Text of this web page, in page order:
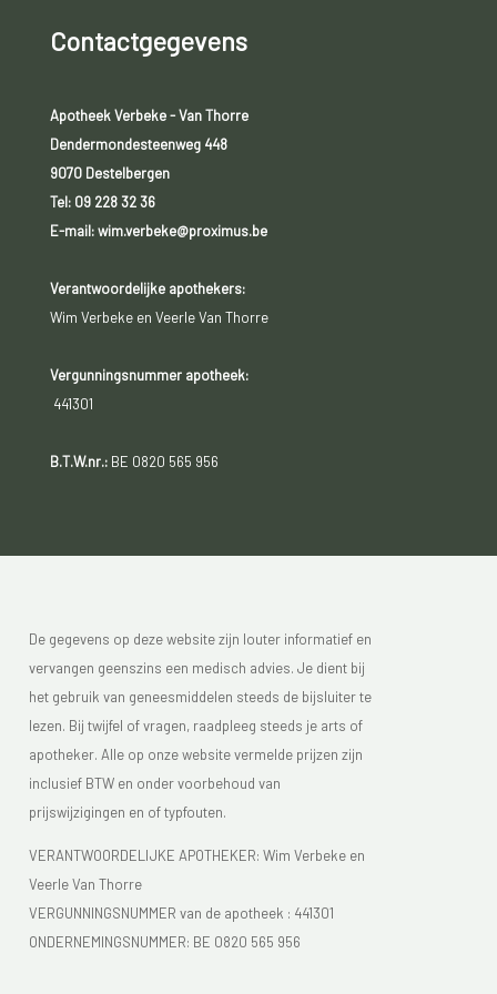
Buikpijn;
Een gele huidskleur;
Vloeistof in de buik (ascites of buikwaterzucht);
Misselijkheid en braken;
Een onverklaarbaar gewichtsverlies;
Gebrek aan eetlust.
Contactgegevens
Apotheek Verbeke - Van Thorre
Dendermondesteenweg 448
9070 Destelbergen
Tel: 09 228 32 36
E-mail: wim.verbeke@proximus.be
Verantwoordelijke apothekers:
Wim Verbeke en Veerle Van Thorre
Vergunningsnummer apotheek:
441301
B.T.W.nr.:BE 0820 565 956
De gegevens op deze website zijn louter informatief en
vervangen geenszins een medisch advies. Je dient bij
het gebruik van geneesmiddelen steeds de bijsluiter te
lezen. Bij twijfel of vragen, raadpleeg steeds je arts of
apotheker. Alle op onze website vermelde prijzen zijn
inclusief BTW en onder voorbehoud van
prijswijzigingen en of typfouten.
VERANTWOORDELIJKE APOTHEKER: Wim Verbeke en
Veerle Van Thorre
VERGUNNINGSNUMMER van de apotheek : 441301
ONDERNEMINGSNUMMER: BE 0820 565 956